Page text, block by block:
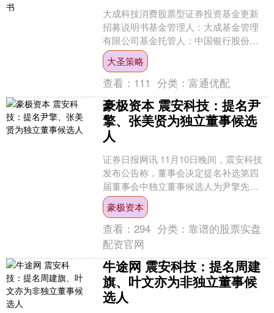
大成科技消费股票型证券投资基金更新
招募说明书基金管理人：大成基金管理
有限公司基金托管人：中国银行股份有
限公司二〇二五年六月大成科技消费股
票型证券投资基金招募说明....
大圣策略
查看： 111 分类：富通优配
豪极资本 震安科技：提名尹
擎、张美贤为独立董事候选
人
证券日报网讯 11月10日晚间，震安科技
发布公告称，董事会决定提名补选第四
届董事会中独立董事候选人为尹擎先
生、张美贤先生。....
豪极资本
查看：294 分类：靠谱的股票实盘
配资官网
牛途网 震安科技：提名周建
旗、叶文亦为非独立董事候
选人